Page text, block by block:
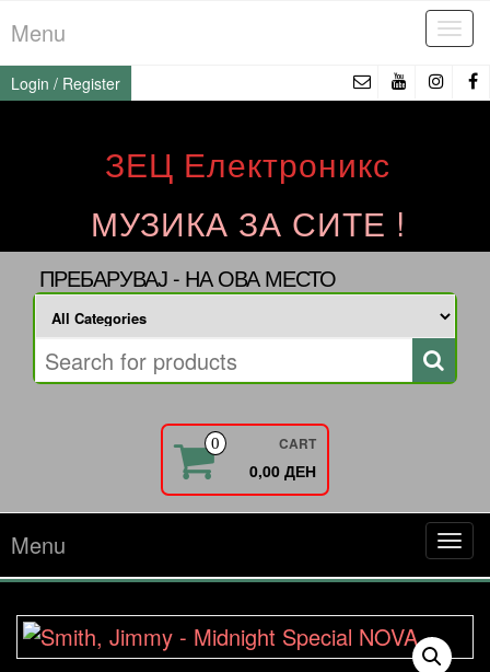
to
the
content
Menu
Login / Register
ЗЕЦ Електроникс
МУЗИКА ЗА СИТЕ !
ПРЕБАРУВАЈ - НА ОВА МЕСТО
0 CART
0,00 ДЕН
Menu